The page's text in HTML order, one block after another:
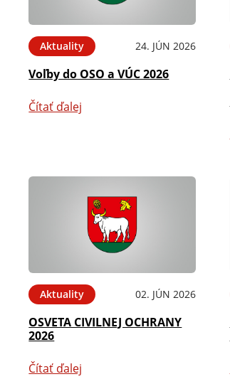
Aktuality 24. JÚN 2026
Voľby do OSO a VÚC 2026
Čítať ďalej
Aktuality 02. JÚN 2026
OSVETA CIVILNEJ OCHRANY
2026
Čítať ďalej